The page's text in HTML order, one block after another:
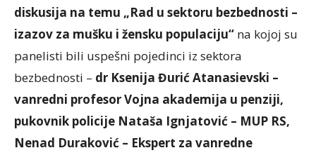
diskusija na temu „Rad u sektoru bezbednosti –
izazov za mušku i žensku populaciju“ na kojoj su
panelisti bili uspešni pojedinci iz sektora
bezbednosti – dr Ksenija Đurić Atanasievski –
vanredni profesor Vojna akademija u penziji,
pukovnik policije Nataša Ignjatović – MUP RS,
Nenad Duraković – Ekspert za vanredne